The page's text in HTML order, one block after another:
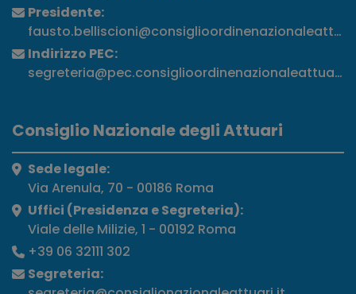
Presidente:
Indirizzo PEC:
segreteria@pec.consiglioordinenazionaleattuari.it
Consiglio Nazionale degli Attuari
Sede legale:
Via Arenula, 70 - 00186 Roma
Uffici (Presidenza e Segreteria):
Viale delle Milizie, 1 - 00192 Roma
+39 06 32111 302
Segreteria: